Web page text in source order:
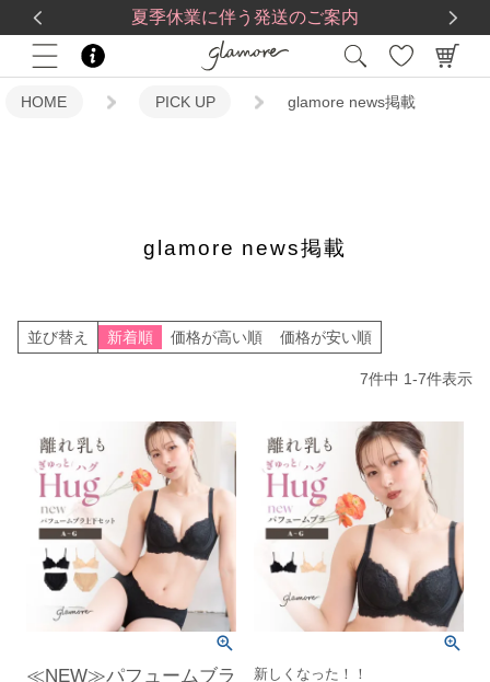
夏季休業に伴う発送のご案内
送料一律560円5,500円(税込)以上で送料無料
HOME PICK UP glamore news掲載
glamore news掲載
並び替え 新着順 価格が高い順 価格が安い順
7件中 1-7件表示
≪NEW≫パフュームブラ
新しくなった！！